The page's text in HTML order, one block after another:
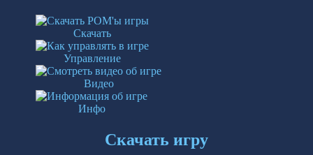
Скачать
Управление
Видео
Инфо
Скачать игру